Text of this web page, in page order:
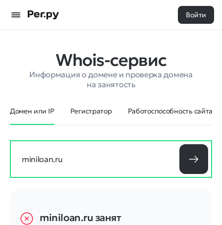
Войти
Whois-сервис
Информация о домене и проверка домена
на занятость
Домен или IP Регистратор Работоспособность сайта
miniloan.ruзанят